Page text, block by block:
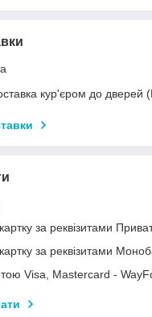
кур'єром до дверей
за реквізитами
за реквізитами
Visa, Mastercard -